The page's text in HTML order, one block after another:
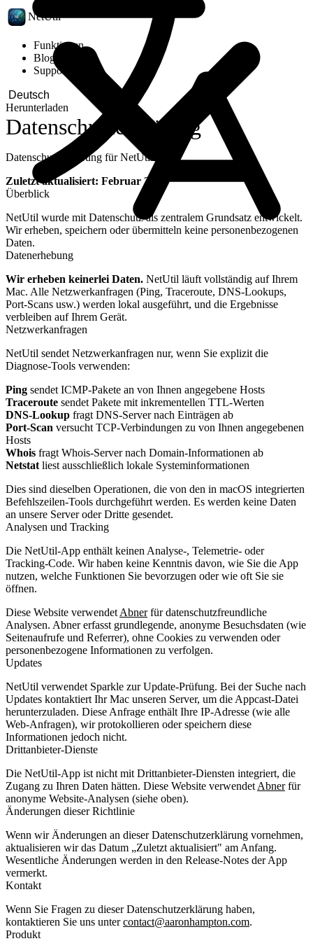
NetUtil
Funktionen
Blog
Support
Herunterladen
Datenschutzerklärung
Datenschutzerklärung für NetUtil
Zuletzt aktualisiert: Februar 2026
Überblick
NetUtil wurde mit Datenschutz als zentralem Grundsatz entwickelt.
Wir erheben, speichern oder übermitteln keine personenbezogenen
Daten.
Datenerhebung
Wir erheben keinerlei Daten. NetUtil läuft vollständig auf Ihrem
Mac. Alle Netzwerkanfragen (Ping, Traceroute, DNS-Lookups,
Port-Scans usw.) werden lokal ausgeführt, und die Ergebnisse
verbleiben auf Ihrem Gerät.
Netzwerkanfragen
NetUtil sendet Netzwerkanfragen nur, wenn Sie explizit die
Diagnose-Tools verwenden:
Ping sendet ICMP-Pakete an von Ihnen angegebene Hosts
Traceroute sendet Pakete mit inkrementellen TTL-Werten
DNS-Lookup fragt DNS-Server nach Einträgen ab
Port-Scan versucht TCP-Verbindungen zu von Ihnen angegebenen
Hosts
Whois fragt Whois-Server nach Domain-Informationen ab
Netstat liest ausschließlich lokale Systeminformationen
Dies sind dieselben Operationen, die von den in macOS integrierten
Befehlszeilen-Tools durchgeführt werden. Es werden keine Daten
an unsere Server oder Dritte gesendet.
Analysen und Tracking
Die NetUtil-App enthält keinen Analyse-, Telemetrie- oder
Tracking-Code. Wir haben keine Kenntnis davon, wie Sie die App
nutzen, welche Funktionen Sie bevorzugen oder wie oft Sie sie
öffnen.
Diese Website verwendet Abnerfür datenschutzfreundliche
Analysen. Abner erfasst grundlegende, anonyme Besuchsdaten (wie
Seitenaufrufe und Referrer), ohne Cookies zu verwenden oder
personenbezogene Informationen zu verfolgen.
Updates
NetUtil verwendet Sparkle zur Update-Prüfung. Bei der Suche nach
Updates kontaktiert Ihr Mac unseren Server, um die Appcast-Datei
herunterzuladen. Diese Anfrage enthält Ihre IP-Adresse (wie alle
Web-Anfragen), wir protokollieren oder speichern diese
Informationen jedoch nicht.
Drittanbieter-Dienste
Die NetUtil-App ist nicht mit Drittanbieter-Diensten integriert, die
Zugang zu Ihren Daten hätten. Diese Website verwendet Abnerfür
anonyme Website-Analysen (siehe oben).
Änderungen dieser Richtlinie
Wenn wir Änderungen an dieser Datenschutzerklärung vornehmen,
aktualisieren wir das Datum „Zuletzt aktualisiert" am Anfang.
Wesentliche Änderungen werden in den Release-Notes der App
vermerkt.
Kontakt
Wenn Sie Fragen zu dieser Datenschutzerklärung haben,
kontaktieren Sie uns untercontact@aaronhampton.com.
Produkt